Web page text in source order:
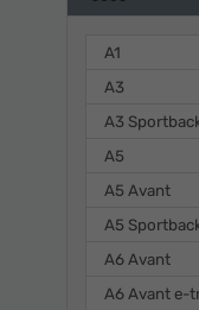
A1
A3
A3
A5
A5 Avant
A5
A6 Avant
A6 Avant e-